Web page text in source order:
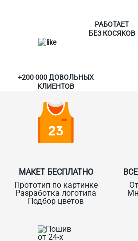
РАБОТАЕТ
БЕЗ КОСЯКОВ
+200 000 ДОВОЛЬНЫХ
КЛИЕНТОВ
МАКЕТ БЕСПЛАТНО
Прототип по картинке
Разработка логотипа
Подбор цветов